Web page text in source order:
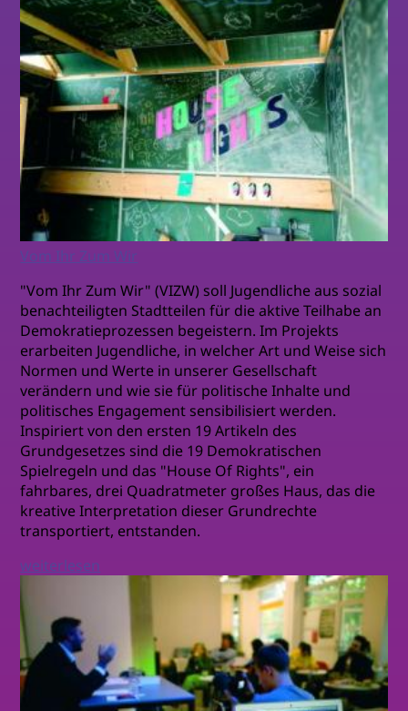
Vom Ihr Zum Wir
"Vom Ihr Zum Wir" (VIZW) soll Jugendliche aus sozial
benachteiligten Stadtteilen für die aktive Teilhabe an
Demokratieprozessen begeistern. Im Projekts
erarbeiten Jugendliche, in welcher Art und Weise sich
Normen und Werte in unserer Gesellschaft
verändern und wie sie für politische Inhalte und
politisches Engagement sensibilisiert werden.
Inspiriert von den ersten 19 Artikeln des
Grundgesetzes sind die 19 Demokratischen
Spielregeln und das "House Of Rights", ein
fahrbares, drei Quadratmeter großes Haus, das die
kreative Interpretation dieser Grundrechte
transportiert, entstanden.
weiterlesen